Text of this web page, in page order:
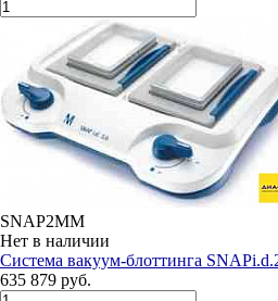
SNAP2MM
Нет в наличии
Система вакуум-блоттинга
635 879 руб.